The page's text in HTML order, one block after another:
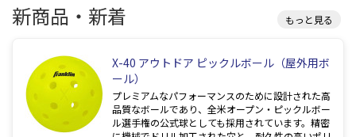
新商品・新着 もっと見る
X-40 アウトドア ピックルボール（屋外用ボ
ール）
プレミアムなパフォーマンスのために設計された高
品質なボールであり、全米オープン・ピックルボー
ル選手権の公式球としても採用されています。精密